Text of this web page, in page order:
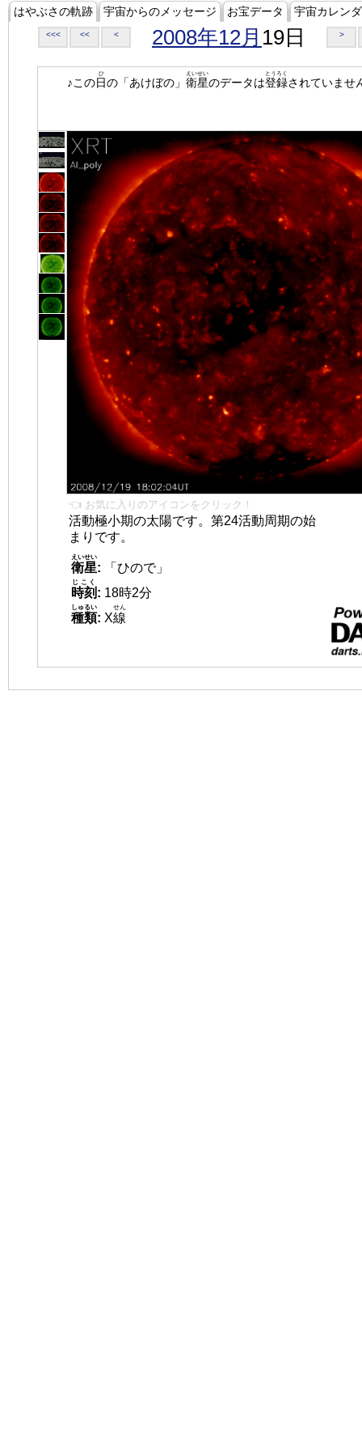
はやぶさの軌跡 宇宙からのメッセージ お宝データ 宇宙カレン
<<< << < 2008年12月 19日 >
♪この日
ひ
の「あけぼの」 衛星
えいせい
のデータは登録
とうろく
されていませ
👈 お気に入りのアイコンをクリック！
活動極小期の太陽です。第24活動周期の始
まりです。
衛星
えいせい
:
「ひので」
時刻
じこく
: 18時2分
種類
しゅるい
: X線
せん